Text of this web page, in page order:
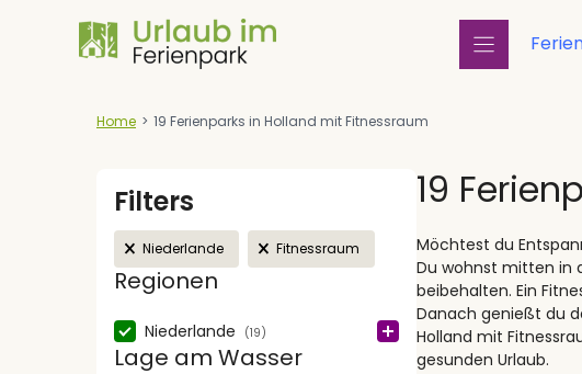
Home > 19 Ferienparks in Holland mit Fitnessraum
Filters
Active filters
Niederlande Fitnessraum
Regionen
Regionen
Niederlande (19)
Lage am Wasser
19
Möchtest du
Du wohnst mitten in
beibehalten. Ein
Danach genießt du
Holland mit
gesunden Urlaub.